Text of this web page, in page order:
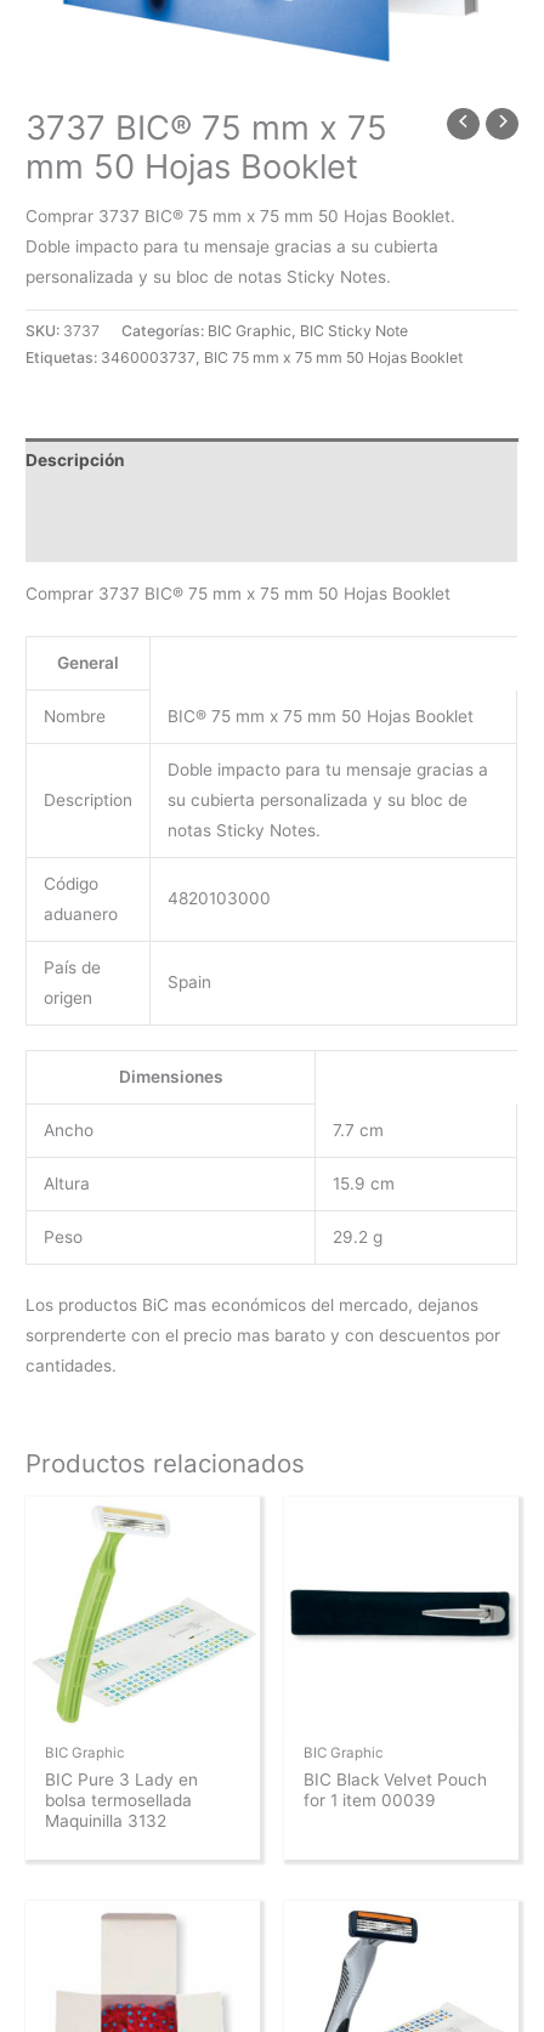
3737 BIC® 75 mm x 75
mm 50 Hojas Booklet
Comprar 3737 BIC® 75 mm x 75 mm 50 Hojas Booklet.
Doble impacto para tu mensaje gracias a su cubierta
personalizada y su bloc de notas Sticky Notes.
SKU: 3737 Categorías: BIC Graphic, BIC Sticky Note
Etiquetas: 3460003737, BIC 75 mm x 75 mm 50 Hojas Booklet
Descripción
Comprar 3737 BIC® 75 mm x 75 mm 50 Hojas Booklet
General
Nombre BIC® 75 mm x 75 mm 50 Hojas Booklet
Description
Doble impacto para tu mensaje gracias a
su cubierta personalizada y su bloc de
notas Sticky Notes.
Código
aduanero
4820103000
País de
origen
Spain
Dimensiones
Ancho 7.7 cm
Altura 15.9 cm
Peso 29.2 g
Los productos BiC mas económicos del mercado, dejanos
sorprenderte con el precio mas barato y con descuentos por
cantidades.
Productos relacionados
BIC Graphic
BIC Pure 3 Lady en
bolsa termosellada
Maquinilla 3132
BIC Graphic
BIC Black Velvet Pouch
for 1 item 00039